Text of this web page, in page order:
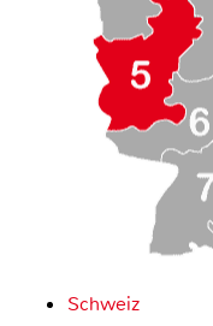
Schweiz